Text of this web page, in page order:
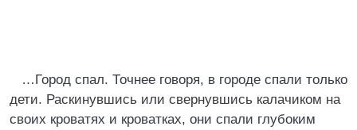
…Город спал. Точнее говоря, в городе спали только
дети. Раскинувшись или свернувшись калачиком на
своих кроватях и кроватках, они спали глубоким